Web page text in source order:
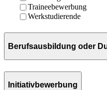
Traineebewerbung
Werkstudierende
Berufsausbildung oder
Initiativbewerbung